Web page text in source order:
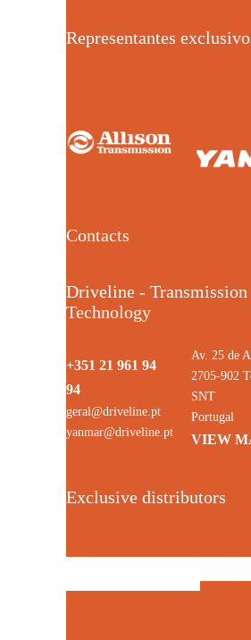
Representantes
Contacts
Driveline - Transmission
Technology
+351 21 961 94
94
geral@driveline.pt
yanmar@driveline.pt
Av. 25 de
2705-902
SNT
Portugal
VIEW
Exclusive distributors